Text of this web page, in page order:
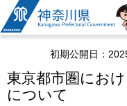
神奈川県
初期公開日：
東京都市圏にお
について